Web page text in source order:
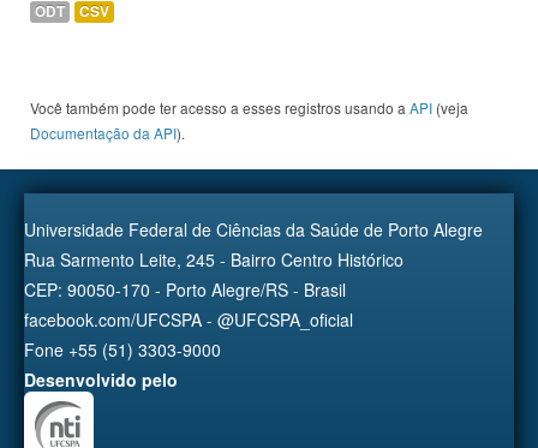
ODT CSV
Você também pode ter acesso a esses registros usando a API (veja
Documentação da API).
Universidade Federal de Ciências da Saúde de Porto Alegre
Rua Sarmento Leite, 245 - Bairro Centro Histórico
CEP: 90050-170 - Porto Alegre/RS - Brasil
facebook.com/UFCSPA - @UFCSPA_oficial
Fone +55 (51) 3303-9000
Desenvolvido pelo